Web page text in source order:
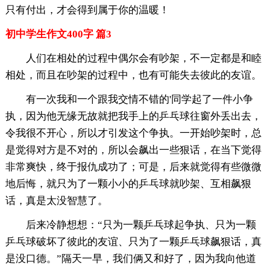
只有付出，才会得到属于你的温暖！
初中学生作文400字 篇3
人们在相处的过程中偶尔会有吵架，不一定都是和睦
相处，而且在吵架的过程中，也有可能失去彼此的友谊。
有一次我和一个跟我交情不错的'同学起了一件小争
执，因为他无缘无故就把我手上的乒乓球往窗外丢出去，
令我很不开心，所以才引发这个争执。一开始吵架时，总
是觉得对方是不对的，所以会飙出一些狠话，在当下觉得
非常爽快，终于报仇成功了；可是，后来就觉得有些微微
地后悔，就只为了一颗小小的乒乓球就吵架、互相飙狠
话，真是太没智慧了。
后来冷静想想：“只为一颗乒乓球起争执、只为一颗
乒乓球破坏了彼此的友谊、只为了一颗乒乓球飙狠话，真
是没口德。”隔天一早，我们俩又和好了，因为我向他道